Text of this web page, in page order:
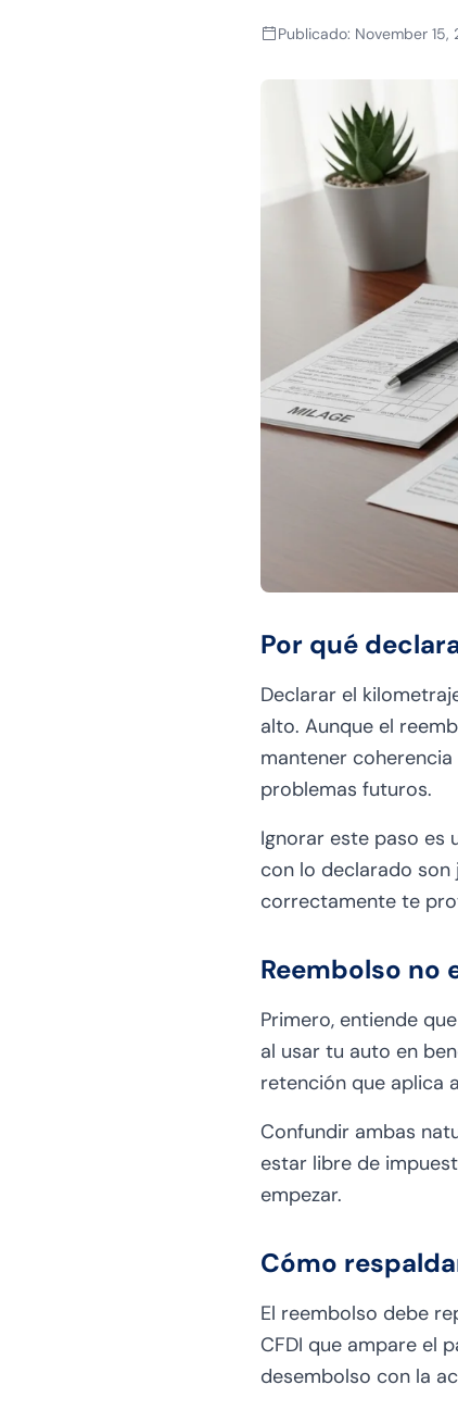
Publicado: November 15,
Por qué
Declarar el
alto. Aunque el
mantener
problemas futuros.
Ignorar este paso es
con lo declarado son
correctamente te
Reembolso no
Primero, entiende
al usar tu auto en
retención que aplica
Confundir ambas
estar libre de
empezar.
Cómo
El reembolso debe
CFDI que ampare el
desembolso con la